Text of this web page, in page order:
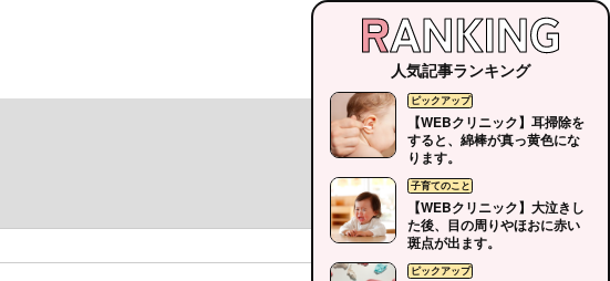
人気記事ランキング
【WEBクリニック】耳掃除を
すると、綿棒が真っ黄色にな
ります。
【WEBクリニック】大泣きし
た後、目の周りやほおに赤い
斑点が出ます。